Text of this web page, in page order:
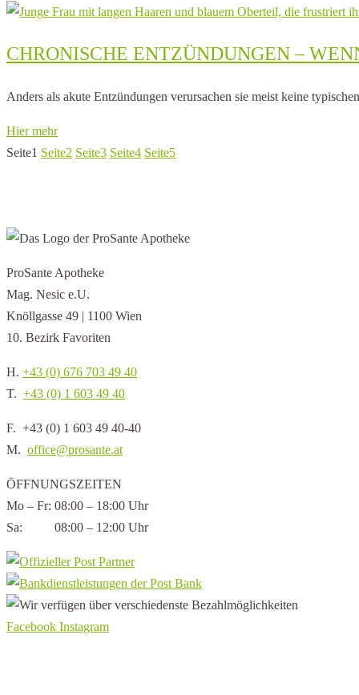
CHRONISCHE ENTZÜNDUNGEN –
Anders als akute Entzündungen verursachen sie meist keine
Hier mehr
Seite1 Seite2 Seite3 Seite4 Seite5
ProSante Apotheke
Mag. Nesic e.U.
Knöllgasse 49 | 1100 Wien
10. Bezirk Favoriten
H. +43 (0) 676 703 49 40
T. +43 (0) 1 603 49 40
F. +43 (0) 1 603 49 40-40
M. office@prosante.at
ÖFFNUNGSZEITEN
Mo – Fr: 08:00 – 18:00 Uhr
Sa: 08:00 – 12:00 Uhr
Facebook Instagram